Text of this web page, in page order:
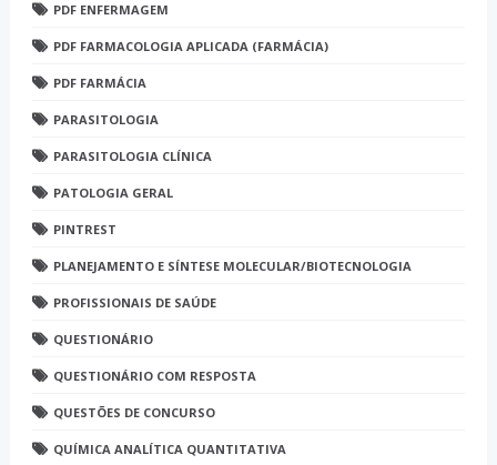
PDF ENFERMAGEM
PDF FARMACOLOGIA APLICADA (FARMÁCIA)
PDF FARMÁCIA
PARASITOLOGIA
PARASITOLOGIA CLÍNICA
PATOLOGIA GERAL
PINTREST
PLANEJAMENTO E SÍNTESE MOLECULAR/BIOTECNOLOGIA
PROFISSIONAIS DE SAÚDE
QUESTIONÁRIO
QUESTIONÁRIO COM RESPOSTA
QUESTÕES DE CONCURSO
QUÍMICA ANALÍTICA QUANTITATIVA